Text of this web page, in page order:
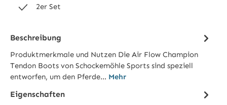
2er Set
Beschreibung
Produktmerkmale und Nutzen Die Air Flow Champion
Tendon Boots von Schockemöhle Sports sind speziell
entworfen, um den Pferde… Mehr
Eigenschaften